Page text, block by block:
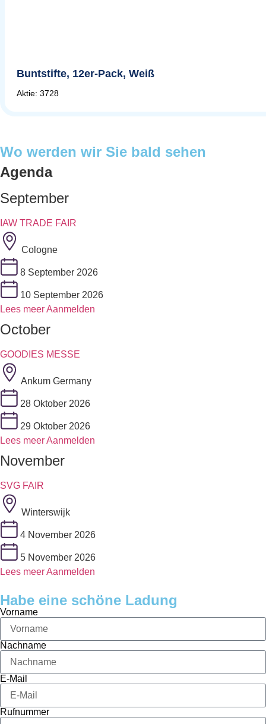
Buntstifte, 12er-Pack, Weiß
Aktie: 3728
Wo werden wir Sie bald sehen
Agenda
September
IAW TRADE FAIR
Cologne
8 September 2026
10 September 2026
Lees meerAanmelden
October
GOODIES MESSE
Ankum Germany
28 Oktober 2026
29 Oktober 2026
Lees meerAanmelden
November
SVG FAIR
Winterswijk
4 November 2026
5 November 2026
Lees meerAanmelden
Habe eine schöne Ladung
Vorname
Nachname
E-Mail
Rufnummer